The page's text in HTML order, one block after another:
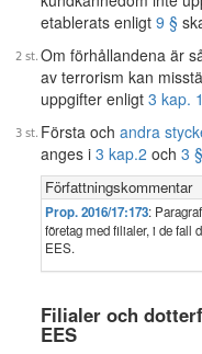
etablerats enligt 9 §
Om förhållandena är
av terrorism kan
uppgifter enligt 3 kap.
Första och andra
anges i 3 kap.2 och 3
Författningskommentar
Prop. 2016/17:173:
företag med filialer, i de fall
EES.
Filialer och
EES